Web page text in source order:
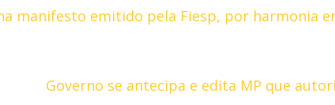
manifesto emitido pela Fiesp, por harmonia
Governo se antecipa e edita MP que